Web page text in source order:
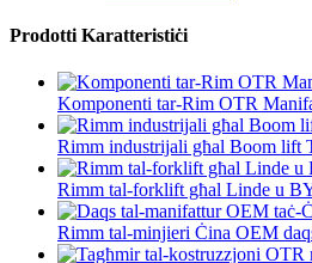
Prodotti Karatteristiċi
Komponenti tar-Rim OTR
Rimm industrijali għal Boom lift
Rimm tal-forklift għal Linde u
Rimm tal-minjieri Ċina OEM